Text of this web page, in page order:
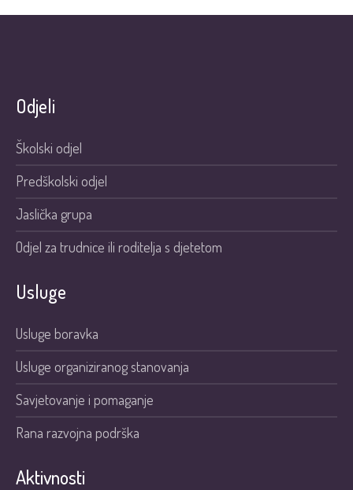
Odjeli
Školski odjel
Predškolski odjel
Jaslička grupa
Odjel za trudnice ili roditelja s djetetom
Usluge
Usluge boravka
Usluge organiziranog stanovanja
Savjetovanje i pomaganje
Rana razvojna podrška
Aktivnosti